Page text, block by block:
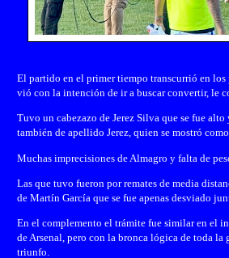
El partido en el primer tiempo transcurrió en
vió con la intención de ir a buscar convertir, le
Tuvo un cabezazo de Jerez Silva que se fue
también de apellido Jerez, quien se mostró
Muchas imprecisiones de Almagro y falta de
Las que tuvo fueron por remates de media
de Martín García que se fue apenas desviado
En el complemento el trámite fue similar en el
de Arsenal, pero con la bronca lógica de toda
triunfo.